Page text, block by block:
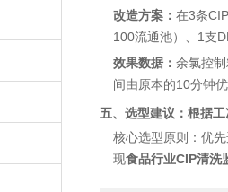
改造方案： 在3条
100流通池）、1支
效果数据： 余氯控
间由原本的10分钟
五、选型建议：根据
核心选型原则：优
现食品行业CIP清洗